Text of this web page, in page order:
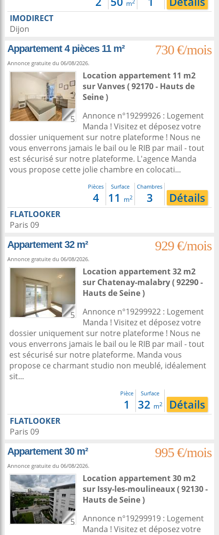
m
IMODIRECT
Dijon
Appartement 4 pièces 11 m²
730 €/mois
Annonce gratuite du 06/08/2026.
5
Location appartement 11 m2
surVanves( 92170 - Hauts de
Seine )
Annonce n°19299926 : Logement
Manda ! Visitez et déposez votre
dossier uniquement sur notre plateforme ! Nous ne
vous enverrons jamais le bail ou le RIB par mail - tout
est sécurisé sur notre plateforme. L'agence Manda
vous propose cette jolie chambre en colocati...
Pièces
4
Surface
11 m2
Chambres
3 Détails
FLATLOOKER
Paris 09
Appartement 32 m²
929 €/mois
Annonce gratuite du 06/08/2026.
5
Location appartement 32 m2
sur Chatenay-malabry( 92290 -
Hauts de Seine )
Annonce n°19299922 : Logement
Manda ! Visitez et déposez votre
dossier uniquement sur notre plateforme ! Nous ne
vous enverrons jamais le bail ou le RIB par mail - tout
est sécurisé sur notre plateforme. Manda vous
propose ce charmant studio non meublé, idéalement
sit...
Pièce
1
Surface
32 m2 Détails
FLATLOOKER
Paris 09
Appartement 30 m²
995 €/mois
Annonce gratuite du 06/08/2026.
5
Location appartement 30 m2
sur Issy-les-moulineaux( 92130 -
Hauts de Seine )
Annonce n°19299919 : Logement
Manda ! Visitez et déposez votre